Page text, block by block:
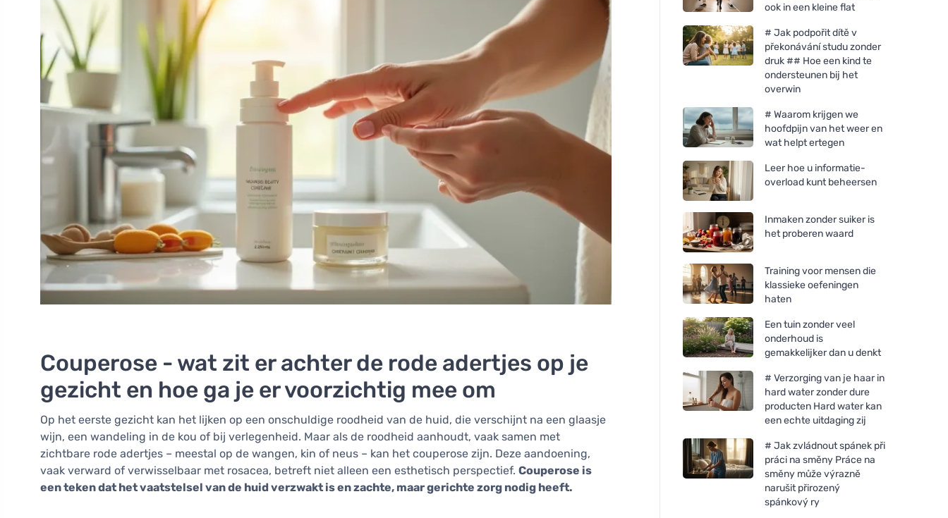
Couperose - wat zit er achter de rode adertjes op je
gezicht en hoe ga je er voorzichtig mee om
Op het eerste gezicht kan het lijken op een onschuldige roodheid van de huid, die verschijnt na een glaasje
wijn, een wandeling in de kou of bij verlegenheid. Maar als de roodheid aanhoudt, vaak samen met
zichtbare rode adertjes – meestal op de wangen, kin of neus – kan het couperose zijn. Deze aandoening,
vaak verward of verwisselbaar met rosacea, betreft niet alleen een esthetisch perspectief. Couperose is
een teken dat het vaatstelsel van de huid verzwakt is en zachte, maar gerichte zorg nodig heeft.
ook in een kleine flat
# Jak podpořit dítě v
překonávání studu zonder
druk ## Hoe een kind te
ondersteunen bij het
overwin
# Waarom krijgen we
hoofdpijn van het weer en
wat helpt ertegen
Leer hoe u informatie-
overload kunt beheersen
Inmaken zonder suiker is
het proberen waard
Training voor mensen die
klassieke oefeningen
haten
Een tuin zonder veel
onderhoud is
gemakkelijker dan u denkt
# Verzorging van je haar in
hard water zonder dure
producten Hard water kan
een echte uitdaging zij
# Jak zvládnout spánek při
práci na směny Práce na
směny může výrazně
narušit přirozený
spánkový ry